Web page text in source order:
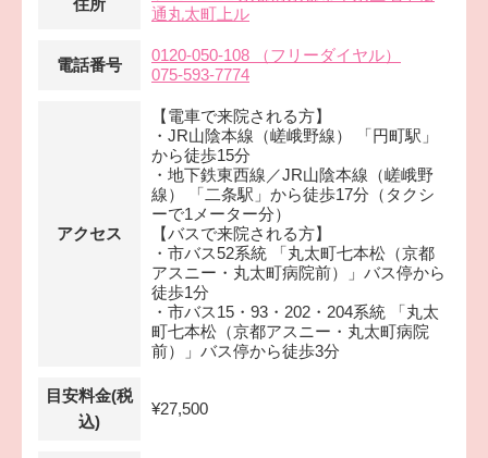
通丸太町上ル
電話番号
0120-050-108 （フリーダイヤル）
075-593-7774
アクセス
【電車で来院される方】
・JR山陰本線（嵯峨野線） 「円町駅」
から徒歩15分
・地下鉄東西線／JR山陰本線（嵯峨野
線） 「二条駅」から徒歩17分（タクシ
ーで1メーター分）
【バスで来院される方】
・市バス52系統 「丸太町七本松（京都
アスニー・丸太町病院前）」バス停から
徒歩1分
・市バス15・93・202・204系統 「丸太
町七本松（京都アスニー・丸太町病院
前）」バス停から徒歩3分
目安料金(税
込)
¥27,500